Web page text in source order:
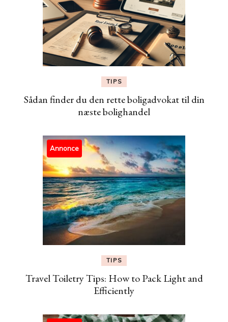
TIPS
Sådan finder du den rette boligadvokat til din
næste bolighandel
Annonce
TIPS
Travel Toiletry Tips: How to Pack Light and
Efficiently